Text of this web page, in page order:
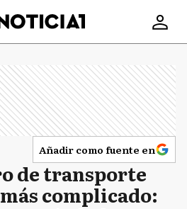
Añadir como fuente en
de transporte
complicado: